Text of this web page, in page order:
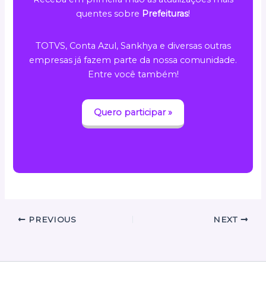
quentes sobre Prefeituras!
TOTVS, Conta Azul, Sankhya e diversas outras
empresas já fazem parte da nossa comunidade.
Entre você também!
Quero participar »
PREVIOUS NEXT